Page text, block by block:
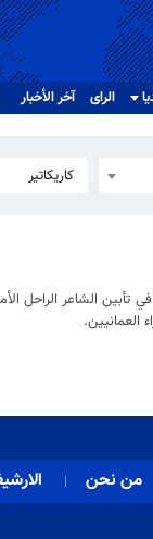
الرای آخر الأخبار
كاريكاتير
الشاعر الراحل
العمانيين.
من نحن